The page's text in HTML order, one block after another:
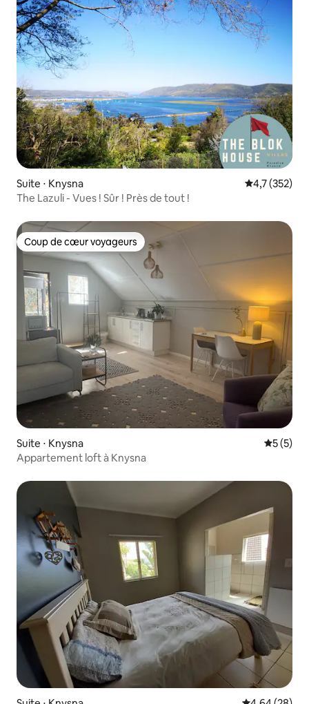
Suite ⋅ Knysna Évaluation
4,7 (352)
The Lazuli - Vues ! Sûr ! Près de tout !
Coup de cœur voyageurs
Coup de cœur voyageurs
Suite ⋅ Knysna
5 (5)
Appartement loft à Knysna